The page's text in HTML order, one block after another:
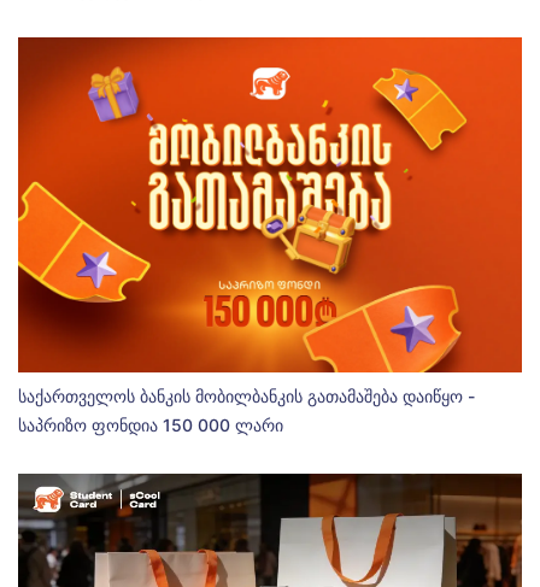
საქართველოს ბანკის მობილბანკის გათამაშება დაიწყო -
საპრიზო ფონდია 150 000 ლარი